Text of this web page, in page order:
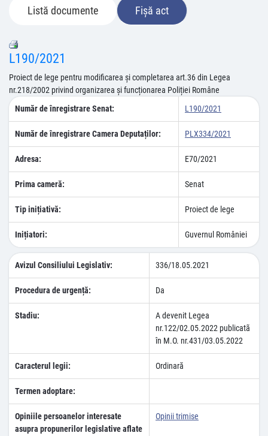
Listă documente Fișă act
L190/2021
Proiect de lege pentru modificarea și completarea art.36 din Legea
nr.218/2002 privind organizarea și funcționarea Poliției Române
Număr de înregistrare Senat:
L190/2021
Număr de înregistrare Camera Deputaților: PLX334/2021
Adresa: E70/2021
Prima cameră: Senat
Tip inițiativă: Proiect de lege
Inițiatori: Guvernul României
Avizul Consiliului Legislativ: 336/18.05.2021
Procedura de urgență: Da
Stadiu:
A devenit Legea
nr.122/02.05.2022 publicatã
în M.O. nr.431/03.05.2022
Caracterul legii: Ordinară
Termen adoptare:
Opiniile persoanelor interesate
asupra propunerilor legislative aflate
Opinii trimise